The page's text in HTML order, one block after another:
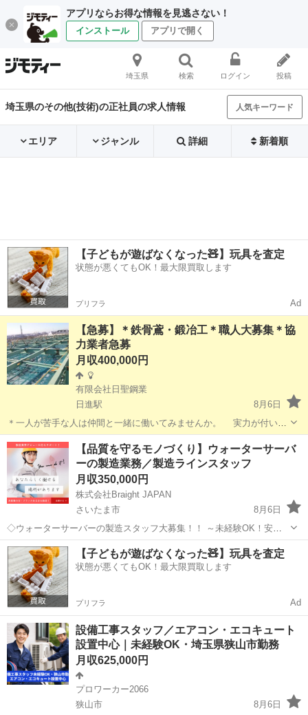
アプリならお得な情報を見逃さない！
インストール アプリで開く
埼玉県 検索 ログイン 投稿
埼玉県のその他(技術)の正社員の求人情報 人気キーワード
エリア ジャンル 詳細 新着順
【子どもが遊ばなくなった🧸】玩具を査定
状態が悪くてもOK！最大限買取します
プリフラ Ad
【急募】＊鉄骨鳶・鍛冶工＊職人大募集＊協
力業者急募
月収400,000円
有限会社日聖鋼業
日進駅
8月6日
＊一人が苦手な人は仲間と一緒に働いてみませんか。 実力が付いた
ら独立支援致します。20代～40代急募 ①鉄骨加工から建て方一式・現
場鍛冶工事・金物取付 ②交通費規定内支給・資格支援制度・各種保険
完備 ③福利厚生充実...
埼玉 さいたま市 日進駅 その他 業務
【品質を守るモノづくり】ウォーターサーバ
ーの製造業務／製造ラインスタッフ
月収350,000円
株式会社Braight JAPAN
さいたま市
8月6日
◇ウォーターサーバーの製造スタッフ大募集！！ ～未経験OK！安定
のモノづくりワーク～ 📌 たった10秒でわかる！このお仕事のポイント
☝ ✔ 未経験から“手に職”がつけられる！ ✔ コツコツ・モクモク作業が
好きな方...
埼玉 さいたま市 その他 未経験
【子どもが遊ばなくなった🧸】玩具を査定
状態が悪くてもOK！最大限買取します
プリフラ Ad
設備工事スタッフ／エアコン・エコキュート
設置中心｜未経験OK・埼玉県狭山市勤務
月収625,000円
プロワーカー2066
狭山市
8月6日